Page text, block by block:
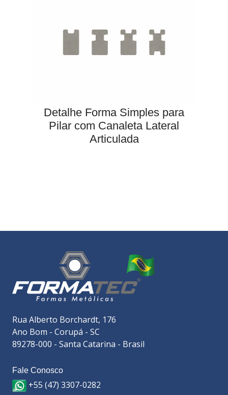
Detalhe Forma Simples para
Pilar com Canaleta Lateral
Articulada
Rua Alberto Borchardt, 176
Ano Bom - Corupá - SC
89278-000 - Santa Catarina - Brasil
Fale Conosco
+55 (47) 3307-0282